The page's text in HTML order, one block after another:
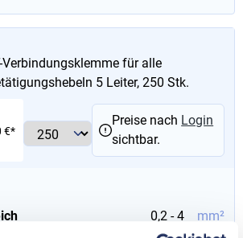
Verbindungsklemme für alle
5 Leiter, 250 Stk.
0,2 - 4 mm²
€*
Preise nach Login
sichtbar.